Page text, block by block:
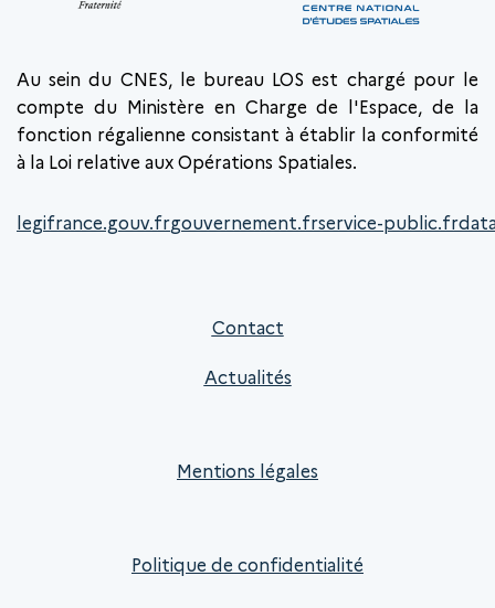
Au sein du CNES, le bureau LOS est chargé pour le
compte du Ministère en Charge de l'Espace, de la
fonction régalienne consistant à établir la conformité
à la Loi relative aux Opérations Spatiales.
legifrance.gouv.frgouvernement.frservice-public.fr
Contact
Actualités
Mentions légales
Politique de confidentialité